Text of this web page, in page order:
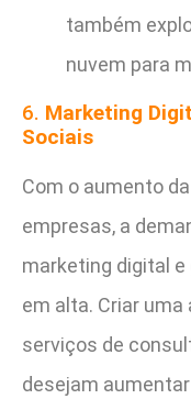
também
nuvem para
6. Marketing
Sociais
Com o aumento
empresas, a
marketing digital
em alta. Criar
serviços de
desejam